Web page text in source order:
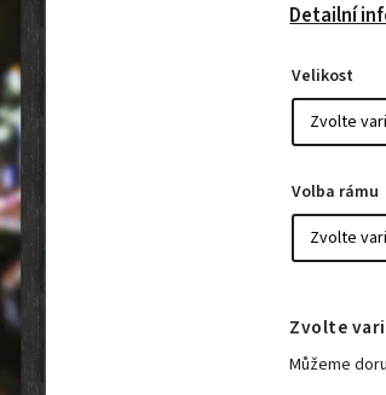
Detailní
Velikost
Volba rámu
Zvolte
Můžeme